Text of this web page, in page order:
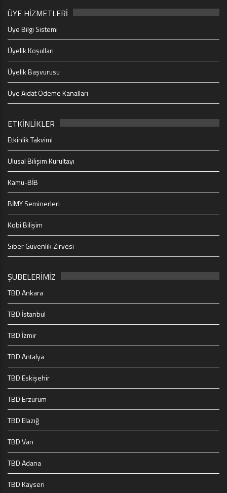
ÜYE HİZMETLERİ
Üye Bilgi Sistemi
Üyelik Koşulları
Üyelik Başvurusu
Üye Aidat Ödeme Kanalları
ETKİNLİKLER
Etkinlik Takvimi
Ulusal Bilişim Kurultayı
Kamu-BİB
BİMY Seminerleri
Kobi Bilişim
Siber Güvenlik Zirvesi
ŞUBELERİMİZ
TBD Ankara
TBD İstanbul
TBD İzmir
TBD Antalya
TBD Eskişehir
TBD Erzurum
TBD Elazığ
TBD Van
TBD Adana
TBD Kayseri